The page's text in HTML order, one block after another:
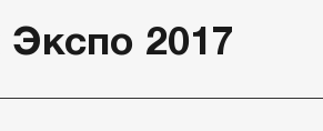
Экспо 2017